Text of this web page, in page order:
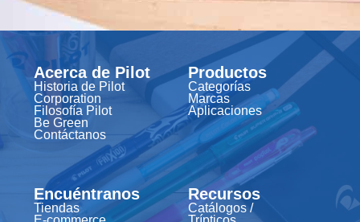
Acerca de Pilot
Historia de Pilot
Corporation
Filosofía Pilot
Be Green
Contáctanos
Productos
Categorías
Marcas
Aplicaciones
Encuéntranos
Tiendas
Recursos
Catálogos /